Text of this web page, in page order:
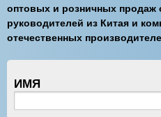
оптовых и розничных продаж
руководителей из Китая и
отечественных
ИМЯ